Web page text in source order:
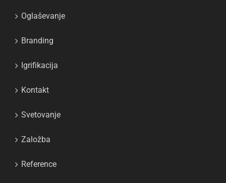
Oglaševanje
Branding
Igrifikacija
Kontakt
Svetovanje
Založba
Reference